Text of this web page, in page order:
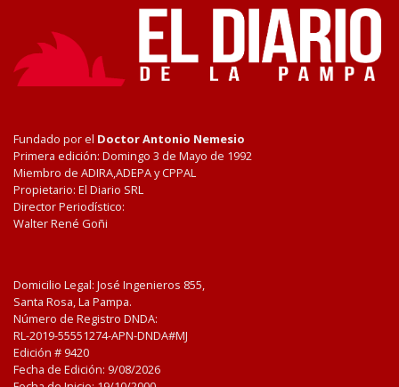
Fundado por el Doctor Antonio Nemesio
Primera edición: Domingo 3 de Mayo de 1992
Miembro de ADIRA,ADEPA y CPPAL
Propietario: El Diario SRL
Director Periodístico:
Walter René Goñi
Domicilio Legal: José Ingenieros 855,
Santa Rosa, La Pampa.
Número de Registro DNDA:
RL-2019-55551274-APN-DNDA#MJ
Edición # 9420
Fecha de Edición: 9/08/2026